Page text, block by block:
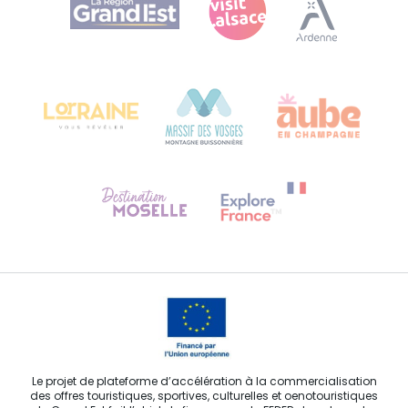
Bureau de Colmar (siège administratif)
Contactez-nous
Le projet de plateforme d’accélération à la commercialisation
des offres touristiques, sportives, culturelles et oenotouristiques